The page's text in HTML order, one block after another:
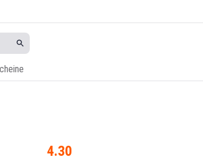
4.30